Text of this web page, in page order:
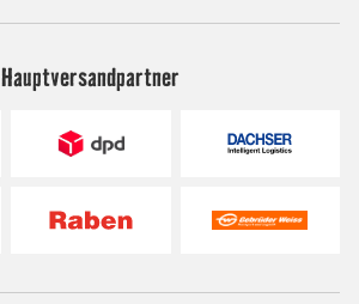
Hauptversandpartner